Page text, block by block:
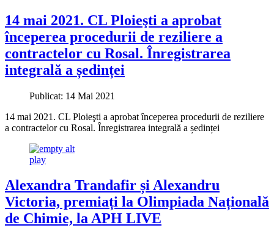
14 mai 2021. CL Ploieşti a aprobat
începerea procedurii de reziliere a
contractelor cu Rosal. Înregistrarea
integrală a ședinței
Publicat: 14 Mai 2021
14 mai 2021. CL Ploieşti a aprobat începerea procedurii de reziliere
a contractelor cu Rosal. Înregistrarea integrală a ședinței
play
Alexandra Trandafir și Alexandru
Victoria, premiați la Olimpiada Națională
de Chimie, la APH LIVE